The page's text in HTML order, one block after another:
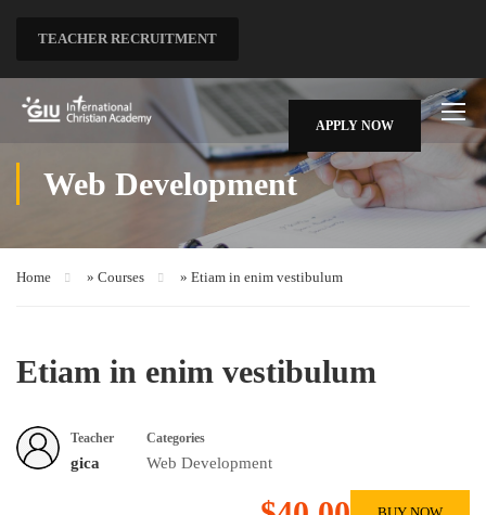
TEACHER RECRUITMENT
APPLY NOW
Web Development
Home » Courses » Etiam in enim vestibulum
Etiam in enim vestibulum
Teacher
gica
Categories
Web Development